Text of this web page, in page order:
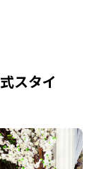
スタイ